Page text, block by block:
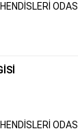
ODASI
ODASI